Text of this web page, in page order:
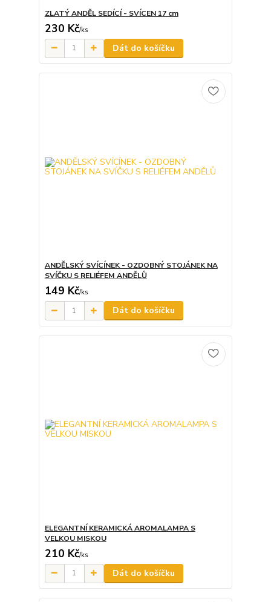
ZLATÝ ANDĚL SEDÍCÍ - SVÍCEN 17 cm
230 Kč/ks
Dát do košíčku
ANDĚLSKÝ SVÍCÍNEK - OZDOBNÝ STOJÁNEK NA
SVÍČKU S RELIÉFEM ANDĚLŮ
149 Kč/ks
Dát do košíčku
ELEGANTNÍ KERAMICKÁ AROMALAMPA S
VELKOU MISKOU
210 Kč/ks
Dát do košíčku